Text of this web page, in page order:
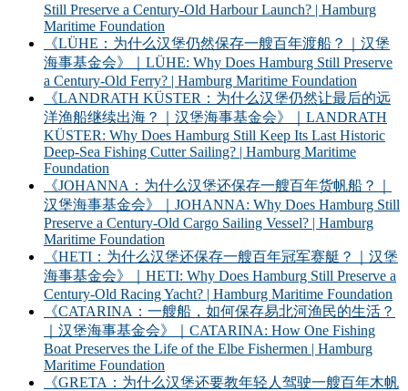
Still Preserve a Century-Old Harbour Launch? | Hamburg
Maritime Foundation
《LÜHE：为什么汉堡仍然保存一艘百年渡船？｜汉堡
海事基金会》｜LÜHE: Why Does Hamburg Still Preserve
a Century-Old Ferry? | Hamburg Maritime Foundation
《LANDRATH KÜSTER：为什么汉堡仍然让最后的远
洋渔船继续出海？｜汉堡海事基金会》｜LANDRATH
KÜSTER: Why Does Hamburg Still Keep Its Last Historic
Deep-Sea Fishing Cutter Sailing? | Hamburg Maritime
Foundation
《JOHANNA：为什么汉堡还保存一艘百年货帆船？｜
汉堡海事基金会》｜JOHANNA: Why Does Hamburg Still
Preserve a Century-Old Cargo Sailing Vessel? | Hamburg
Maritime Foundation
《HETI：为什么汉堡还保存一艘百年冠军赛艇？｜汉堡
海事基金会》｜HETI: Why Does Hamburg Still Preserve a
Century-Old Racing Yacht? | Hamburg Maritime Foundation
《CATARINA：一艘船，如何保存易北河渔民的生活？
｜汉堡海事基金会》｜CATARINA: How One Fishing
Boat Preserves the Life of the Elbe Fishermen | Hamburg
Maritime Foundation
《GRETA：为什么汉堡还要教年轻人驾驶一艘百年木帆